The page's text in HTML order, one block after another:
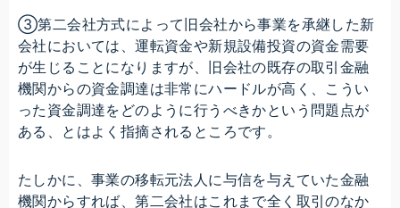
③第二会社方式によって旧会社から事業を承継した新
会社においては、運転資金や新規設備投資の資金需要
が生じることになりますが、旧会社の既存の取引金融
機関からの資金調達は非常にハードルが高く、こうい
った資金調達をどのように行うべきかという問題点が
ある、とはよく指摘されるところです。
たしかに、事業の移転元法人に与信を与えていた金融
機関からすれば、第二会社はこれまで全く取引のなか